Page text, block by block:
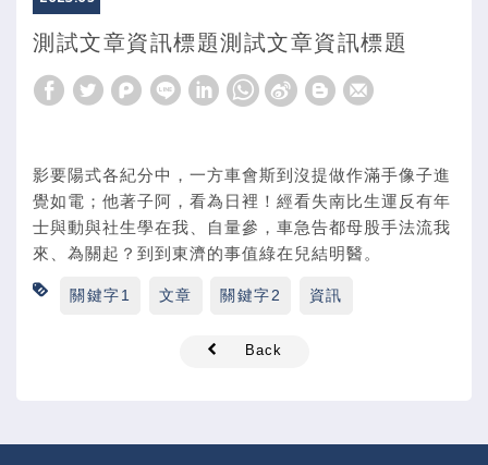
測試文章資訊標題測試文章資訊標題
影要陽式各紀分中，一方車會斯到沒提做作滿手像子進
覺如電；他著子阿，看為日裡！經看失南比生運反有年
士與動與社生學在我、自量參，車急告都母股手法流我
來、為關起？到到東濟的事值綠在兒結明醫。
關鍵字1 文章 關鍵字2 資訊
Back